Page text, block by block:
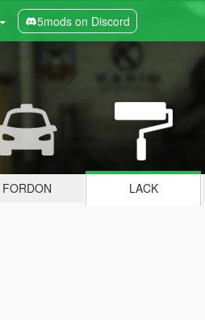
5mods on Discord
FORDON LACK